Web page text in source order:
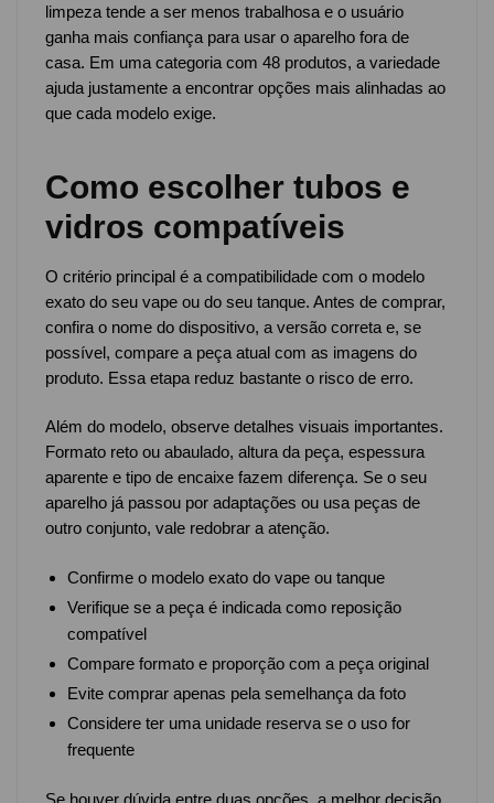
limpeza tende a ser menos trabalhosa e o usuário
ganha mais confiança para usar o aparelho fora de
casa. Em uma categoria com 48 produtos, a variedade
ajuda justamente a encontrar opções mais alinhadas ao
que cada modelo exige.
Como escolher tubos e
vidros compatíveis
O critério principal é a compatibilidade com o modelo
exato do seu vape ou do seu tanque. Antes de comprar,
confira o nome do dispositivo, a versão correta e, se
possível, compare a peça atual com as imagens do
produto. Essa etapa reduz bastante o risco de erro.
Além do modelo, observe detalhes visuais importantes.
Formato reto ou abaulado, altura da peça, espessura
aparente e tipo de encaixe fazem diferença. Se o seu
aparelho já passou por adaptações ou usa peças de
outro conjunto, vale redobrar a atenção.
Confirme o modelo exato do vape ou tanque
Verifique se a peça é indicada como reposição
compatível
Compare formato e proporção com a peça original
Evite comprar apenas pela semelhança da foto
Considere ter uma unidade reserva se o uso for
frequente
Se houver dúvida entre duas opções, a melhor decisão